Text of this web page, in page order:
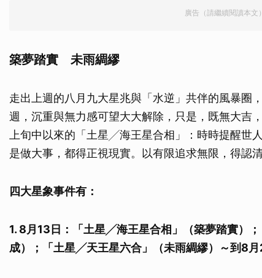
廣告（請繼續閱讀本文）
築夢踏實 未雨綢繆
走出上週的八月九大星兆與「水逆」共伴的風暴圈
週，沉重與無力感可望大大解除，只是，既無大吉
上旬中以來的「土星╱海王星合相」：時時提醒世
是做大事，都得正視現實。以有限追求無限，得認
四大星象事件有：
1. 8月13日：「土星╱海王星合相」（築夢踏實）
成）；「土星╱天王星六合」（未雨綢繆）～到8